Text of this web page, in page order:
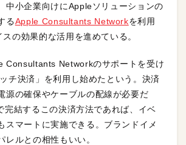
中小企業向けにAppleソリューションの
るApple Consultants Networkを利用
の効果的な活用を進めている。
Consultants Networkのサポートを受け
チ決済」を利用し始めたという。決済
源の確保やケーブルの配線が必要だ
完結するこの決済方法であれば、イベ
スマートに実施できる。ブランドイメ
レルとの相性もいい。